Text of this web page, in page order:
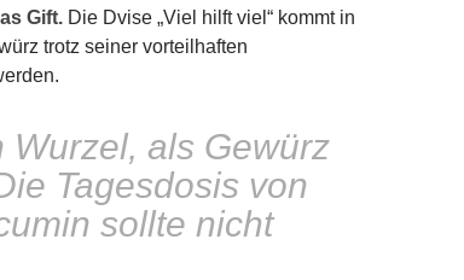
Gift. Die Dvise „Viel hilft viel“ kommt in
trotz seiner vorteilhaften
als Gewürz
Tagesdosis von
sollte nicht